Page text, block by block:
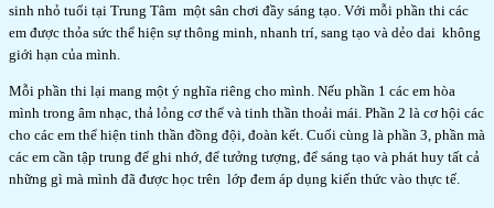
sinh nhỏ tuổi tại Trung Tâm một sân chơi đầy sáng tạo. Với mỗi phần thi các
em được thỏa sức thể hiện sự thông minh, nhanh trí, sang tạo và dẻo dai không
giới hạn của mình.
Mỗi phần thi lại mang một ý nghĩa riêng cho mình. Nếu phần 1 các em hòa
mình trong âm nhạc, thả lỏng cơ thể và tinh thần thoải mái. Phần 2 là cơ hội các
cho các em thể hiện tinh thần đồng đội, đoàn kết. Cuối cùng là phần 3, phần mà
các em cần tập trung để ghi nhớ, để tưởng tượng, để sáng tạo và phát huy tất cả
những gì mà mình đã được học trên lớp đem áp dụng kiến thức vào thực tế.